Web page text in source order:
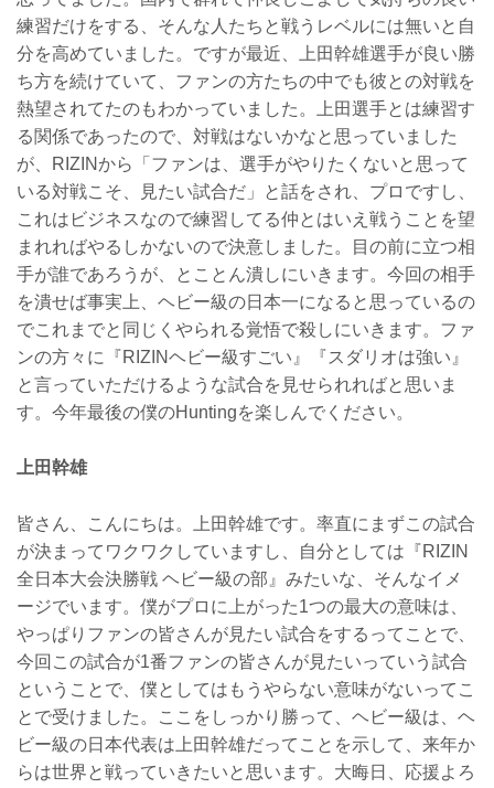
練習だけをする、そんな人たちと戦うレベルには無いと自
分を高めていました。ですが最近、上田幹雄選手が良い勝
ち方を続けていて、ファンの方たちの中でも彼との対戦を
熱望されてたのもわかっていました。上田選手とは練習す
る関係であったので、対戦はないかなと思っていました
が、RIZINから「ファンは、選手がやりたくないと思って
いる対戦こそ、見たい試合だ」と話をされ、プロですし、
これはビジネスなので練習してる仲とはいえ戦うことを望
まれればやるしかないので決意しました。目の前に立つ相
手が誰であろうが、とことん潰しにいきます。今回の相手
を潰せば事実上、ヘビー級の日本一になると思っているの
でこれまでと同じくやられる覚悟で殺しにいきます。ファ
ンの方々に『RIZINヘビー級すごい』『スダリオは強い』
と言っていただけるような試合を見せられればと思いま
す。今年最後の僕のHuntingを楽しんでください。
上田幹雄
皆さん、こんにちは。上田幹雄です。率直にまずこの試合
が決まってワクワクしていますし、自分としては『RIZIN
全日本大会決勝戦 ヘビー級の部』みたいな、そんなイメ
ージでいます。僕がプロに上がった1つの最大の意味は、
やっぱりファンの皆さんが見たい試合をするってことで、
今回この試合が1番ファンの皆さんが見たいっていう試合
ということで、僕としてはもうやらない意味がないってこ
とで受けました。ここをしっかり勝って、ヘビー級は、ヘ
ビー級の日本代表は上田幹雄だってことを示して、来年か
らは世界と戦っていきたいと思います。大晦日、応援よろ